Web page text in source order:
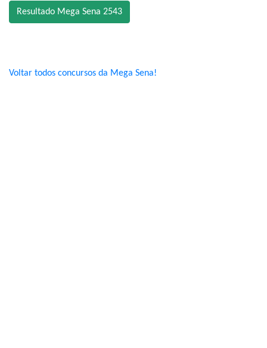
Resultado Mega Sena 2543
Voltar todos concursos da Mega Sena!